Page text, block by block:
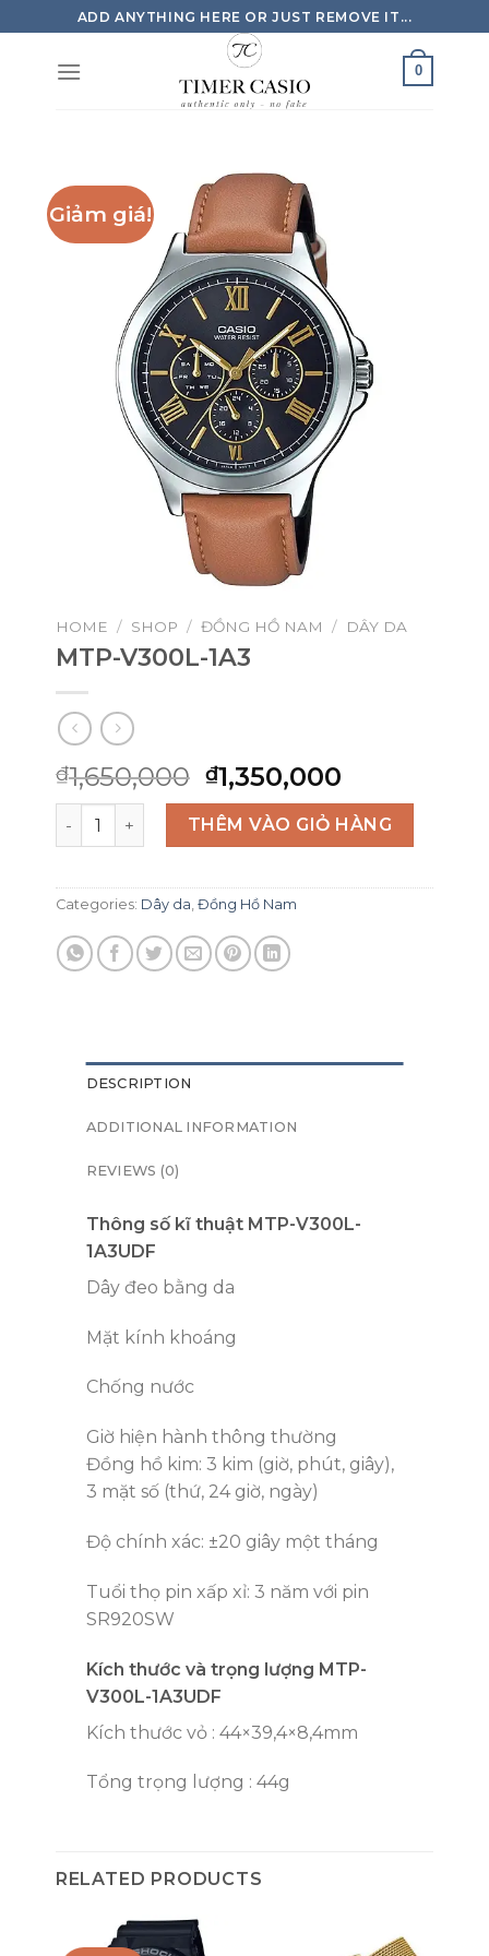
to
content
ADD ANYTHING HERE OR JUST REMOVE IT...
0
Giảm giá!
HOME / SHOP / ĐỒNG HỒ NAM / DÂY DA
MTP-V300L-1A3
₫1,650,000 Original
price
was:
₫1,650,000.
₫1,350,000
price
is:
₫1,350,000.
MTP-V300L-1A3 quantityTHÊM VÀO GIỎ HÀNG
Categories: Dây da Đồng Hồ Nam
DESCRIPTION
ADDITIONAL INFORMATION
REVIEWS (0)
Thông số kĩ thuật MTP-V300L-
1A3UDF
Dây đeo bằng da
Mặt kính khoáng
Chống nước
Giờ hiện hành thông thường
Đồng hồ kim: 3 kim (giờ, phút, giây),
3 mặt số (thứ, 24 giờ, ngày)
Độ chính xác: ±20 giây một tháng
Tuổi thọ pin xấp xỉ: 3 năm với pin
SR920SW
Kích thước và trọng lượng MTP-
V300L-1A3UDF
Kích thước vỏ : 44×39,4×8,4mm
Tổng trọng lượng : 44g
RELATED PRODUCTS